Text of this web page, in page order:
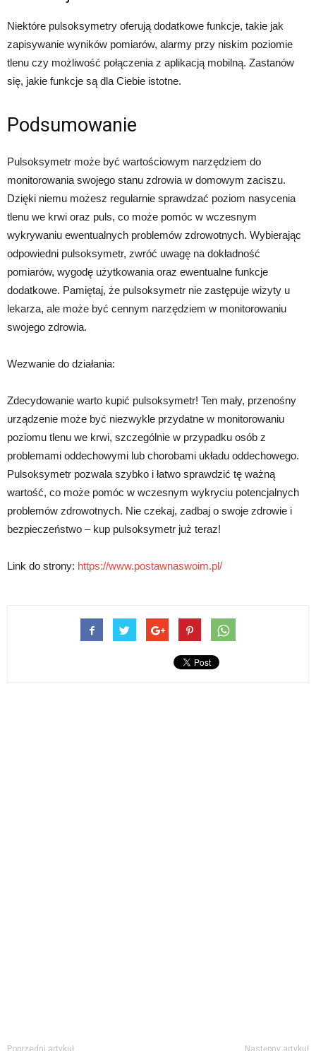
Niektóre pulsoksymetry oferują dodatkowe funkcje, takie jak
zapisywanie wyników pomiarów, alarmy przy niskim poziomie
tlenu czy możliwość połączenia z aplikacją mobilną. Zastanów
się, jakie funkcje są dla Ciebie istotne.
Podsumowanie
Pulsoksymetr może być wartościowym narzędziem do
monitorowania swojego stanu zdrowia w domowym zaciszu.
Dzięki niemu możesz regularnie sprawdzać poziom nasycenia
tlenu we krwi oraz puls, co może pomóc w wczesnym
wykrywaniu ewentualnych problemów zdrowotnych. Wybierając
odpowiedni pulsoksymetr, zwróć uwagę na dokładność
pomiarów, wygodę użytkowania oraz ewentualne funkcje
dodatkowe. Pamiętaj, że pulsoksymetr nie zastępuje wizyty u
lekarza, ale może być cennym narzędziem w monitorowaniu
swojego zdrowia.
Wezwanie do działania:
Zdecydowanie warto kupić pulsoksymetr! Ten mały, przenośny
urządzenie może być niezwykle przydatne w monitorowaniu
poziomu tlenu we krwi, szczególnie w przypadku osób z
problemami oddechowymi lub chorobami układu oddechowego.
Pulsoksymetr pozwala szybko i łatwo sprawdzić tę ważną
wartość, co może pomóc w wczesnym wykryciu potencjalnych
problemów zdrowotnych. Nie czekaj, zadbaj o swoje zdrowie i
bezpieczeństwo – kup pulsoksymetr już teraz!
Link do strony: https://www.postawnaswoim.pl/
Poprzedni artykuł Następny artykuł